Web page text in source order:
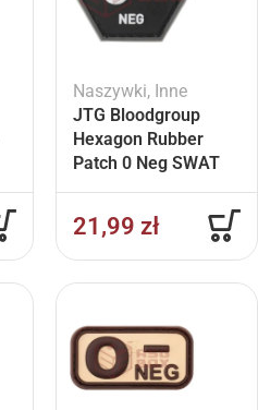
Naszywki, Inne
JTG Bloodgroup
Hexagon Rubber
Patch 0 Neg SWAT
21,99zł